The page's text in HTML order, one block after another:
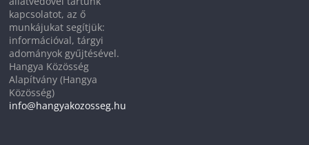
kapcsolatot, az ő
munkájukat segítjük:
információval, tárgyi
adományok gyűjtésével.
Hangya Közösség
Alapítvány (Hangya
Közösség)
info@hangyakozosseg.hu